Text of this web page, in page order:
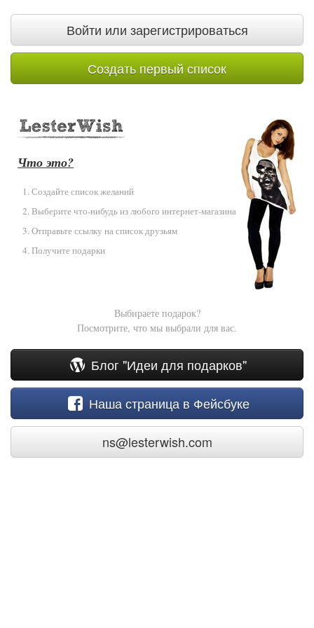
Войти или зарегистрироваться
Создать первый список
Что это?
Создайте список желаний
Выберите что-нибудь из любого интернет-магазина
Отправьте ссылку на список друзьям
Получите подарки
Выбираете подарок?
Посмотрите, что мы выбрали для вас.
Блог "Идеи для подарков"
Наша страница в Фейсбуке
ns@lesterwish.com